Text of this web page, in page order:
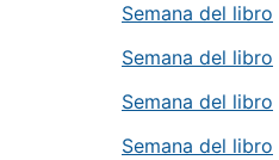
Semana del libro
Semana del libro
Semana del libro
Semana del libro